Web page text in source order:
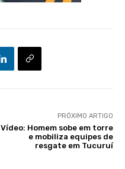
PRÓXIMO ARTIGO
Vídeo: Homem sobe em torre
e mobiliza equipes de
resgate em Tucuruí